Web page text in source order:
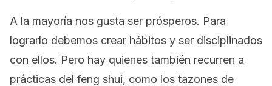
A la mayoría nos gusta ser prósperos. Para
lograrlo debemos crear hábitos y ser disciplinados
con ellos. Pero hay quienes también recurren a
prácticas del feng shui, como los tazones de